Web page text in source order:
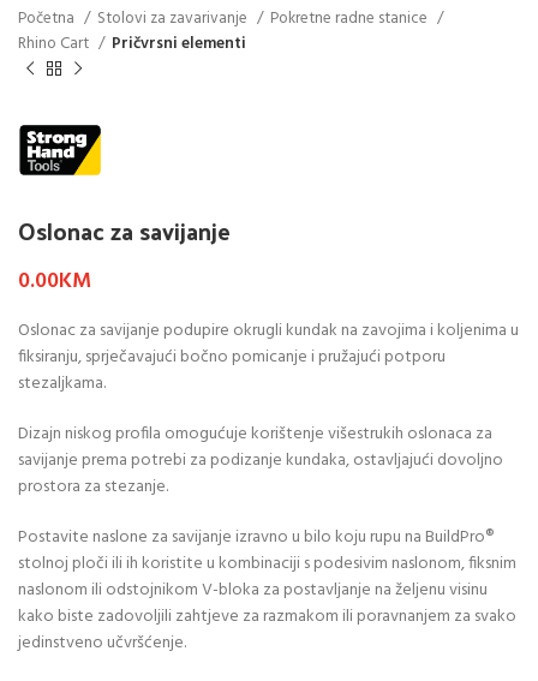
Početna Stolovi za zavarivanje
Pokretne radne stanice
Rhino Cart
Pričvrsni elementi
Oslonac za savijanje
0.00KM
Oslonac za savijanje podupire okrugli kundak na zavojima i koljenima u
fiksiranju, sprječavajući bočno pomicanje i pružajući potporu
stezaljkama.
Dizajn niskog profila omogućuje korištenje višestrukih oslonaca za
savijanje prema potrebi za podizanje kundaka, ostavljajući dovoljno
prostora za stezanje.
Postavite naslone za savijanje izravno u bilo koju rupu na BuildPro®
stolnoj ploči ili ih koristite u kombinaciji s podesivim naslonom, fiksnim
naslonom ili odstojnikom V-bloka za postavljanje na željenu visinu
kako biste zadovoljili zahtjeve za razmakom ili poravnanjem za svako
jedinstveno učvršćenje.